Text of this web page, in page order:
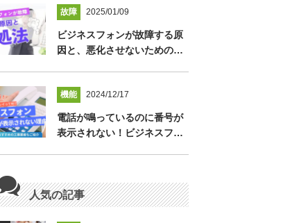
故障 2025/01/09
ビジネスフォンが故障する原
因と、悪化させないための…
機能 2024/12/17
電話が鳴っているのに番号が
表示されない！ビジネスフ…
人気の記事